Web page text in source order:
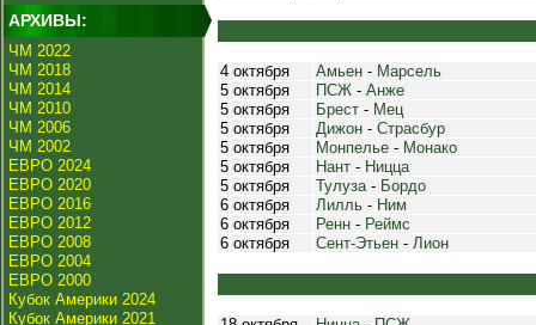
АРХИВЫ:
ЧМ 2022
ЧМ 2018
ЧМ 2014
ЧМ 2010
ЧМ 2006
ЧМ 2002
ЕВРО 2024
ЕВРО 2020
ЕВРО 2016
ЕВРО 2012
ЕВРО 2008
ЕВРО 2004
ЕВРО 2000
Кубок Америки 2024
Кубок Америки 2021
4 октября Амьен - Марсель
5 октября
ПСЖ - Анже
5 октября
Брест - Мец
5 октября
Дижон - Страсбур
5 октября
Монпелье - Монако
5 октября
Нант - Ницца
5 октября
Тулуза- Бордо
6 октября
Лилль - Ним
6 октября
Ренн - Реймс
6 октября
Сент-Этьен - Лион